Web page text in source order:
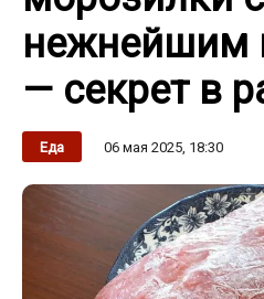
нежнейшим
— секрет в
Еда 06 мая 2025, 18:30